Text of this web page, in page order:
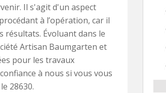
Il s'agit d'un aspect
à l’opération, car il
Évoluant dans le
Artisan Baumgarten et
pour les travaux
à nous si vous vous
28630.